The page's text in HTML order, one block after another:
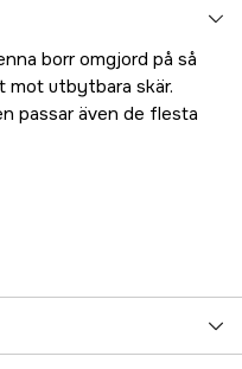
borr omgjord på så
mot utbytbara skär.
passar även de flesta